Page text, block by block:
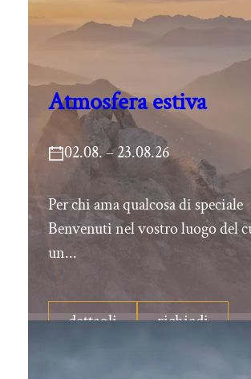
Atmosfera estiva
02.08. – 23.08.26
Per chi ama qualcosa di speciale
Benvenuti nel vostro luogo del
un...
dettagli richiedi